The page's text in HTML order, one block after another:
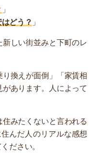
」
どう？ 」
しい街並みと下町のレ
換えが面倒」「家賃相
あります。人によって
みたくないと言われる
んだ人のリアルな感想
ださい。